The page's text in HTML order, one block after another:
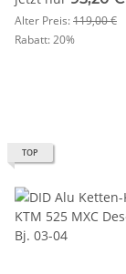
Alter Preis:119,00 €
Rabatt:20%
TOP